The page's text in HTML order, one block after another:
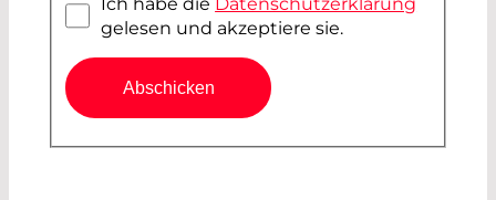
Ich habe die Datenschutzerklärung
gelesen und akzeptiere sie.
Abschicken